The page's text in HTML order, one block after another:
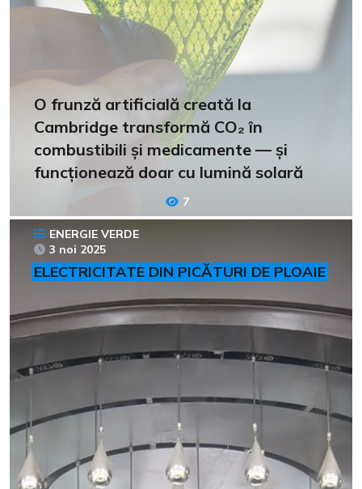
O frunză artificială creată la
Cambridge transformă CO₂ în
combustibili și medicamente — și
funcționează doar cu lumină solară
7
ENERGIE VERDE
3 noi 2025
ELECTRICITATE DIN PICĂTURI DE PLOAIE